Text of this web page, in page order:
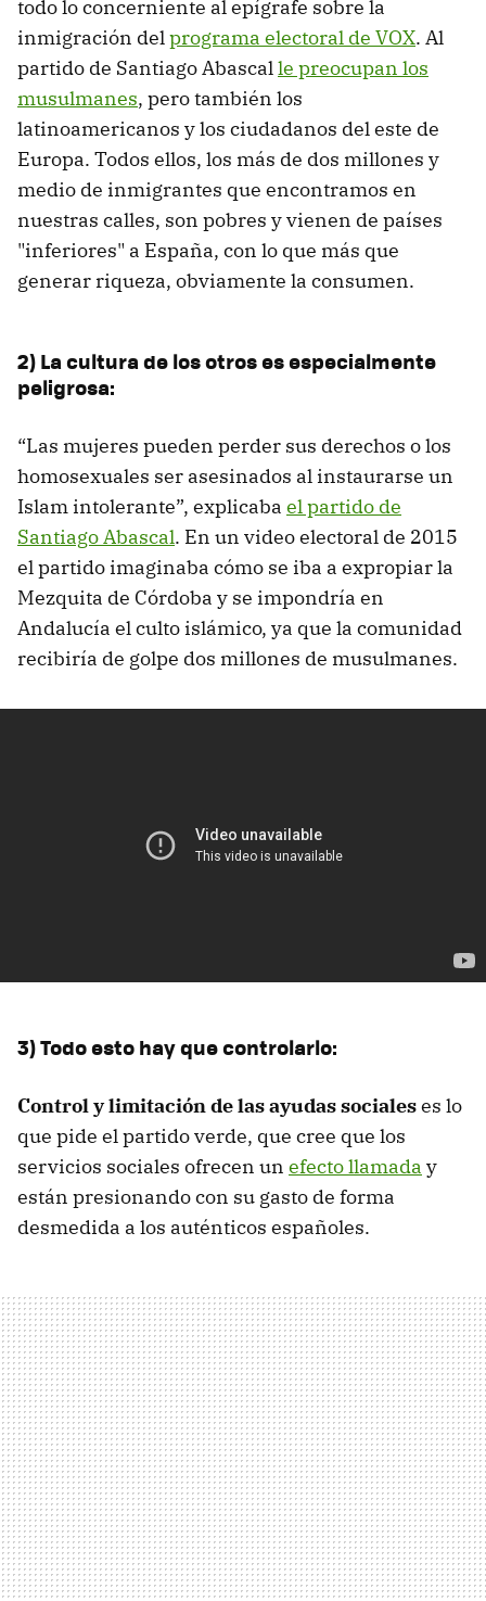
todo lo concerniente al epígrafe sobre la
inmigración delprograma electoral de VOX. Al
partido de Santiago Abascalle preocupan los
musulmanes, pero también los
latinoamericanos y los ciudadanos del este de
Europa. Todos ellos, los más de dos millones y
medio de inmigrantes que encontramos en
nuestras calles, son pobres y vienen de países
"inferiores" a España, con lo que más que
generar riqueza, obviamente la consumen.
2) La cultura de los otros es especialmente
peligrosa:
“Las mujeres pueden perder sus derechos o los
homosexuales ser asesinados al instaurarse un
Islam intolerante”, explicaba el partido de
Santiago Abascal. En un video electoral de 2015
el partido imaginaba cómo se iba a expropiar la
Mezquita de Córdoba y se impondría en
Andalucía el culto islámico, ya que la comunidad
recibiría de golpe dos millones de musulmanes.
3) Todo esto hay que controlarlo:
Control y limitación de las ayudas socialeses lo
que pide el partido verde, que cree que los
servicios sociales ofrecen un efecto llamada y
están presionando con su gasto de forma
desmedida a los auténticos españoles.